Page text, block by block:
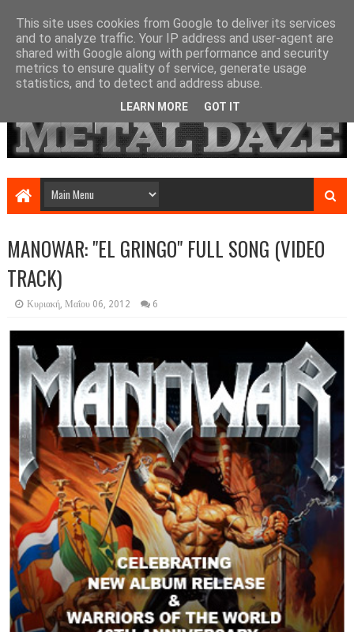
MANOWAR: "EL GRINGO" FULL SONG (VIDEO
TRACK)
Κυριακή, Μαΐου 06, 2012 6
This site uses cookies from Google to deliver its services
and to analyze traffic. Your IP address and user-agent are
shared with Google along with performance and security
metrics to ensure quality of service, generate usage
statistics, and to detect and address abuse.
LEARN MORE GOT IT